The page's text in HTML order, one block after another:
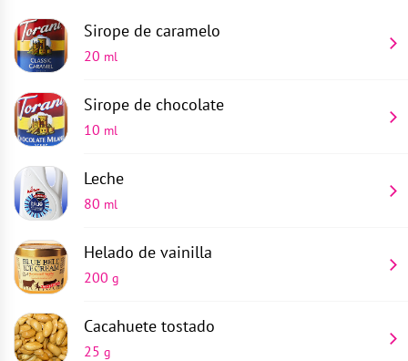
Sirope de caramelo
20 ml
Sirope de chocolate
10 ml
Leche
80 ml
Helado de vainilla
200 g
Cacahuete tostado
25 g